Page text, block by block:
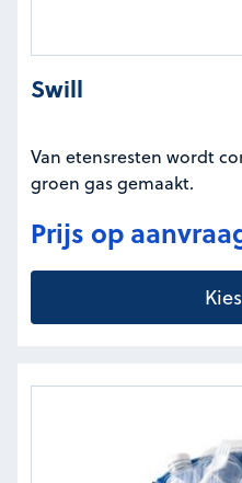
Swill
Van etensresten wordt
groen gas gemaakt.
Prijs op